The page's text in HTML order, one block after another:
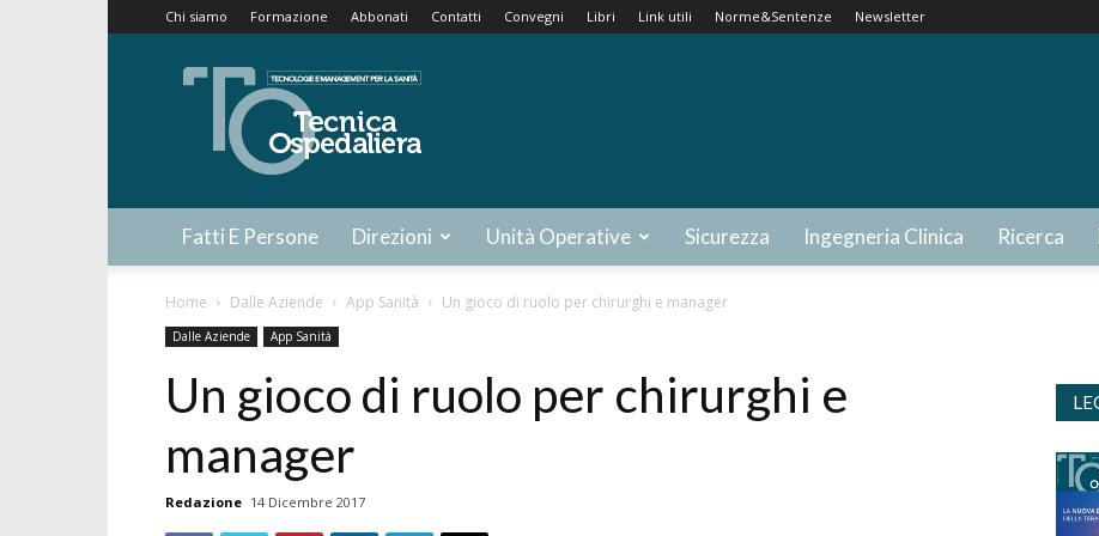
Chi siamo Formazione Abbonati Contatti Convegni Libri Link utili Norme&Sentenze Newsletter
Tecnica
Ospedaliera
Fatti E Persone Direzioni Unità Operative Sicurezza Ingegneria Clinica Ricerca
Home Dalle Aziende App Sanità Un gioco di ruolo per chirurghi e manager
Dalle Aziende App Sanità
Un gioco di ruolo per chirurghi e
manager
Redazione 14 Dicembre 2017